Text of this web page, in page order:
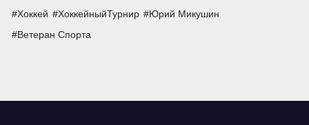
Хоккей
ХоккейныйТурнир
Юрий Микушин
Ветеран Спорта